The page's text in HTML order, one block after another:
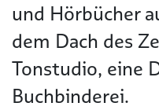
und Hörbücher
dem Dach des
Tonstudio, eine
Buchbinderei.